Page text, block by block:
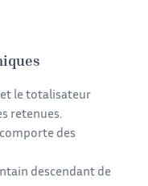
et le totalisateur
retenues.
des
descendant de